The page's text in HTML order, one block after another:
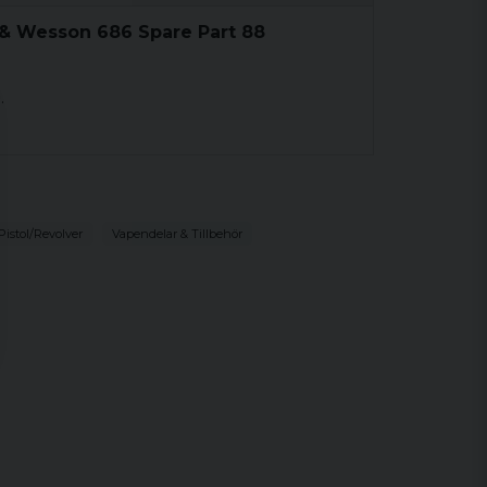
Wesson 686 Spare Part 88
Pistol/Revolver Vapendelar & Tillbehör